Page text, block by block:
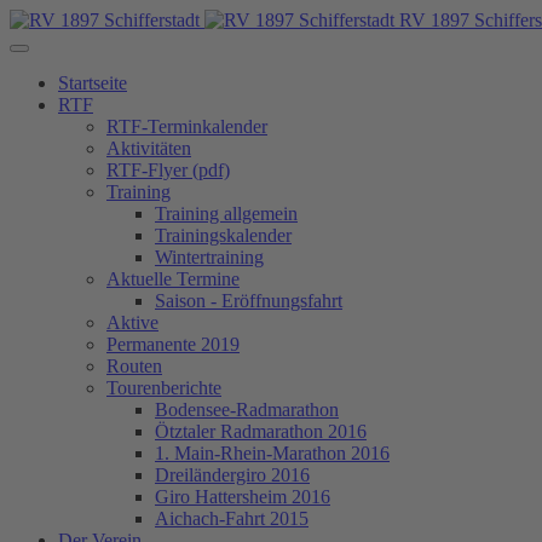
RV 1897
Startseite
RTF
RTF-Terminkalender
Aktivitäten
RTF-Flyer (pdf)
Training
Training allgemein
Trainingskalender
Wintertraining
Aktuelle Termine
Saison - Eröffnungsfahrt
Aktive
Permanente 2019
Routen
Tourenberichte
Bodensee-Radmarathon
Ötztaler Radmarathon 2016
1. Main-Rhein-Marathon 2016
Dreiländergiro 2016
Giro Hattersheim 2016
Aichach-Fahrt 2015